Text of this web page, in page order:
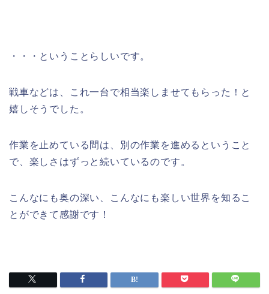
・・・ということらしいです。
戦車などは、これ一台で相当楽しませてもらった！と
嬉しそうでした。
作業を止めている間は、別の作業を進めるということ
で、楽しさはずっと続いているのです。
こんなにも奥の深い、こんなにも楽しい世界を知るこ
とができて感謝です！